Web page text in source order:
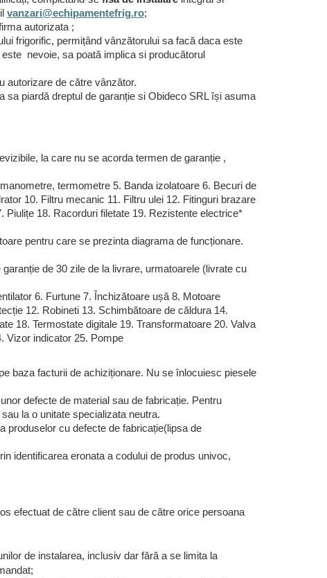
vanzari@echipamentefrig.ro;
autorizata ;
frigorific, permițând vânzătorului sa facă daca este
nevoie, sa poată implica si producătorul
autorizare de către vânzător.
sa piardă dreptul de garanție si Obideco SRL își asuma
la care nu se acorda termen de garanție ,
termometre 5. Banda izolatoare 6. Becuri de
10. Filtru mecanic 11. Filtru ulei 12. Fitinguri brazare
Piulițe 18. Racorduri filetate 19. Rezistente electrice*
pentru care se prezinta diagrama de funcționare.
de 30 zile de la livrare, urmatoarele (livrate cu
6. Furtune 7. Închizătoare ușă 8. Motoare
12. Robineti 13. Schimbătoare de căldura 14.
18. Termostate digitale 19. Transformatoare 20. Valva
Vizor indicator 25. Pompe
baza facturii de achiziționare. Nu se înlocuiesc piesele
defecte de material sau de fabricație. Pentru
la o unitate specializata neutra.
produselor cu defecte de fabricație(lipsa de
identificarea eronata a codului de produs univoc,
efectuat de către client sau de către orice persoana
de instalarea, inclusiv dar fără a se limita la